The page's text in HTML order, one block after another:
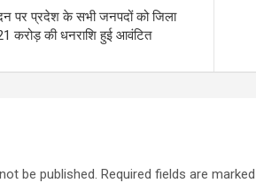
पर प्रदेश के सभी जनपदों को जिला
करोड़ की धनराशि हुई आवंटित
be published. Required fields are marked